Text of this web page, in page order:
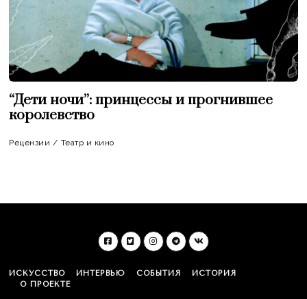
“Дети ночи”: принцессы и прогнившее
королевство
Рецензии / Театр и кино
ИСКУССТВО ИНТЕРВЬЮ СОБЫТИЯ
ИСТОРИЯ
О ПРОЕКТЕ